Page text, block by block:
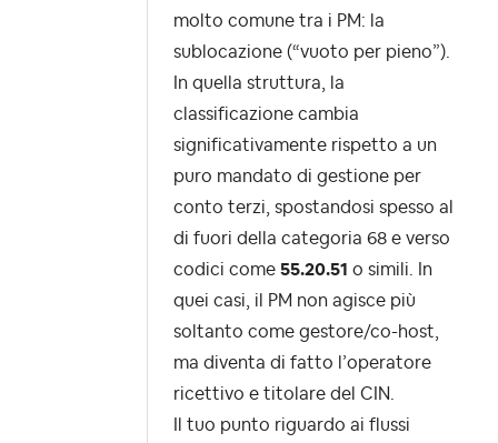
molto comune tra i PM: la
sublocazione (“vuoto per pieno”).
In quella struttura, la
classificazione cambia
significativamente rispetto a un
puro mandato di gestione per
conto terzi, spostandosi spesso al
di fuori della categoria 68 e verso
codici come 55.20.51 o simili. In
quei casi, il PM non agisce più
soltanto come gestore/co-host,
ma diventa di fatto l’operatore
ricettivo e titolare del CIN.
Il tuo punto riguardo ai flussi